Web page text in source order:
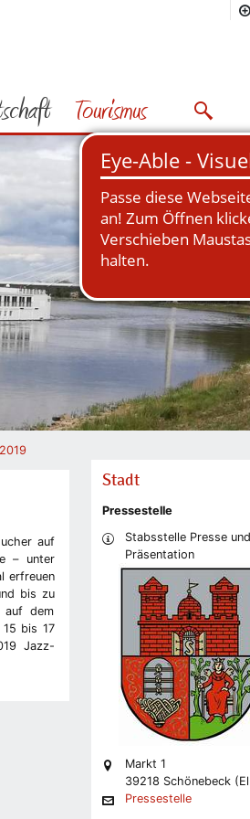
Tourismus
auf
– unter
erfreuen
bis zu
auf dem
bis 17
Jazz-
Stadt
Pressestelle
Stabsstelle Presse und
Präsentation
Markt 1
39218 Schönebeck
Pressestelle